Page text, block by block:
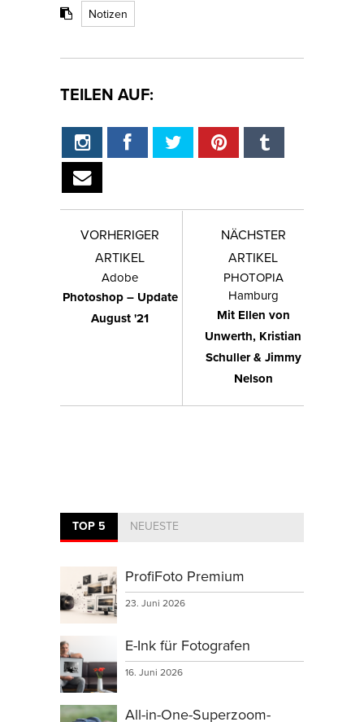
Notizen
TEILEN AUF:
VORHERIGER
ARTIKEL
Adobe
Photoshop – Update
August '21
NÄCHSTER
ARTIKEL
PHOTOPIA
Hamburg
Mit Ellen von
Unwerth, Kristian
Schuller & Jimmy
Nelson
TOP 5 NEUESTE
ProfiFoto Premium
23. Juni 2026
E-Ink für Fotografen
16. Juni 2026
All-in-One-Superzoom-